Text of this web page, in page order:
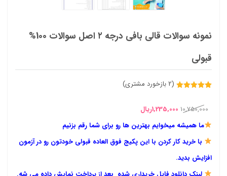
نمونه سوالات قالی بافی درجه ۲ اصل سوالات 100%
قبولی
در
امتیازدهی
مشتری
(
2بازخورد مشتری)
10,750,000 قیمت
اصلی
10,750,000ریال
بود.
1,235,000ریال
فعلی
1,235,000ریال
ما همیشه میخوایم بهترین ها رو برای شما رقم بزنیم
با خرید کار کردن با این پکیج فوق العاده قبولی خودتون رو در آزمون
افزایش بدید.